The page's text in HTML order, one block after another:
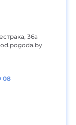
36а
08